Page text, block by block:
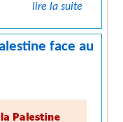
lire la suite
face au